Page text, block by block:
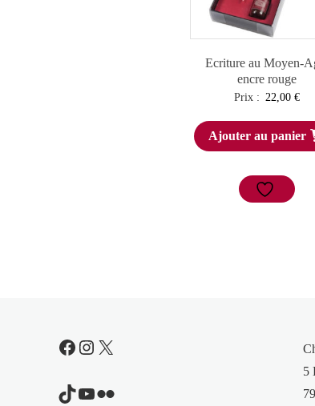
Ecriture au Moyen-
encre rouge
Prix : 22,00 €
Ajouter au panier
Facebook
Instagram
X
TikTok
YouTube
Flickr
5